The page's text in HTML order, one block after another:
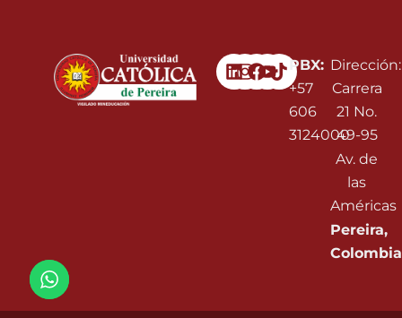
Linkedin
Instagram
Facebook
Youtube
PBX:
+57
606
3124000
Dirección:
Carrera
21 No.
49-95
Av. de
las
Américas
Pereira,
Colombia